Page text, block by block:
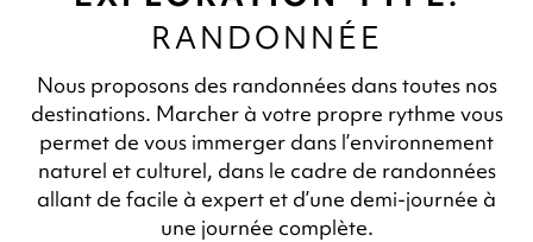
RANDONNÉE
Nous proposons des randonnées dans toutes nos
destinations. Marcher à votre propre rythme vous
permet de vous immerger dans l’environnement
naturel et culturel, dans le cadre de randonnées
allant de facile à expert et d’une demi-journée à
une journée complète.